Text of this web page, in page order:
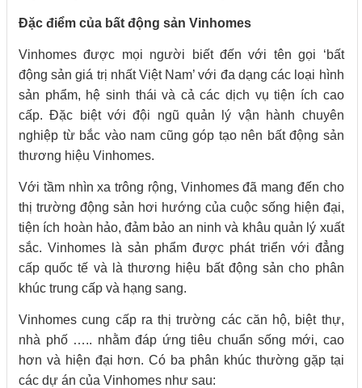
Đặc điểm của bất động sản Vinhomes
Vinhomes được mọi người biết đến với tên gọi ‘bất
động sản giá trị nhất Việt Nam’ với đa dạng các loại hình
sản phẩm, hệ sinh thái và cả các dịch vụ tiện ích cao
cấp. Đặc biệt với đội ngũ quản lý vận hành chuyên
nghiệp từ bắc vào nam cũng góp tạo nên bất động sản
thương hiệu Vinhomes.
Với tầm nhìn xa trông rộng, Vinhomes đã mang đến cho
thị trường động sản hơi hướng của cuộc sống hiện đại,
tiện ích hoàn hảo, đảm bảo an ninh và khâu quản lý xuất
sắc. Vinhomes là sản phẩm được phát triển với đẳng
cấp quốc tế và là thương hiệu bất động sản cho phân
khúc trung cấp và hạng sang.
Vinhomes cung cấp ra thị trường các căn hộ, biệt thự,
nhà phố ….. nhằm đáp ứng tiêu chuẩn sống mới, cao
hơn và hiện đại hơn. Có ba phân khúc thường gặp tại
các dự án của Vinhomes như sau: